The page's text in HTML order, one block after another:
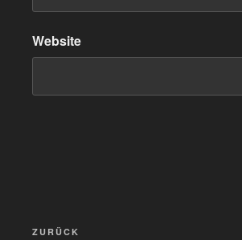
Website
Beitragsnavigation
Vorheriger
ZURÜCK